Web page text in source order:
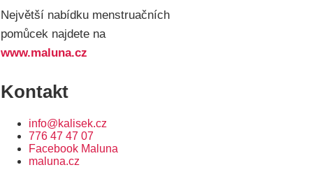
Největší nabídku menstruačních
pomůcek najdete na
www.maluna.cz
Kontakt
info@kalisek.cz
776 47 47 07
Facebook Maluna
maluna.cz